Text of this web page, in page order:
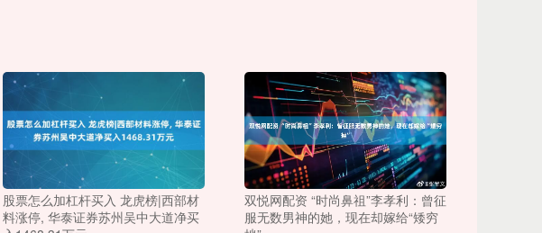
股票怎么加杠杆买入 龙虎榜|西部材
料涨停, 华泰证券苏州吴中大道净买
双悦网配资 “时尚鼻祖”李孝利：曾征
服无数男神的她，现在却嫁给“矮穷